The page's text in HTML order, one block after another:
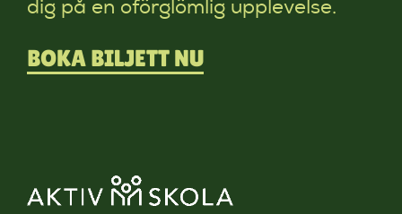
dig på en oförglömlig upplevelse.
BOKA BILJETT NU